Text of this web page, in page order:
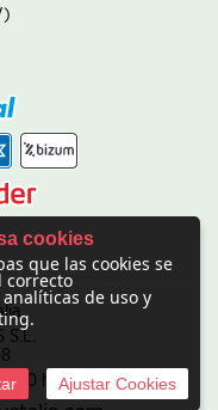
horas
cookies
que las cookies se
correcto
de uso y
Ajustar Cookies